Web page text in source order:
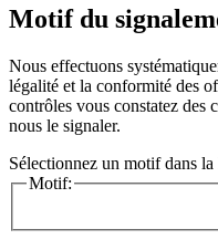
Motif du
Nous effectuons
légalité et la conformité des
contrôles vous constatez des
nous le signaler.
Sélectionnez un motif dans la
Motif: